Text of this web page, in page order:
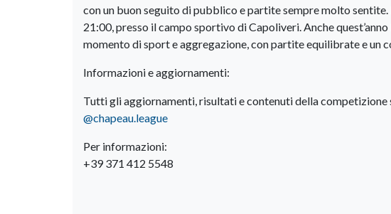
con un buon seguito di pubblico e partite sempre molto
21:00, presso il campo sportivo di Capoliveri. Anche
momento di sport e aggregazione, con partite equilibrate e un
Informazioni e aggiornamenti:
Tutti gli aggiornamenti, risultati e contenuti della competizione
@chapeau.league
Per informazioni:
+39 371 412 5548